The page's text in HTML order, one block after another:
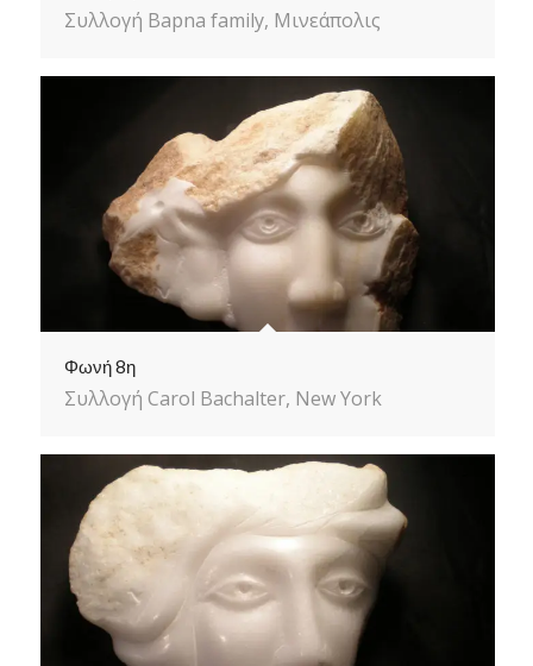
Συλλογή Bapna family, Μινεάπολις
Φωνή 8η
Συλλογή Carol Bachalter, New York